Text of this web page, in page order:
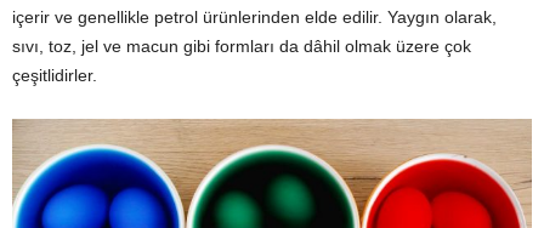
içerir ve genellikle petrol ürünlerinden elde edilir. Yaygın olarak,
sıvı, toz, jel ve macun gibi formları da dâhil olmak üzere çok
çeşitlidirler.